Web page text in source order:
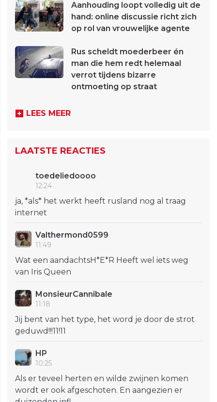
Aanhouding loopt volledig uit de
hand: online discussie richt zich
op rol van vrouwelijke agente
Rus scheldt moederbeer én
man die hem redt helemaal
verrot tijdens bizarre
ontmoeting op straat
LEES MEER
LAATSTE REACTIES
toedeliedoooo
12:24
ja, *als* het werkt heeft rusland nog al traag
internet
Valthermond0599
11:49
Wat een aandachtsH*E*R Heeft wel iets weg
van Iris Queen
MonsieurCannibale
11:18
Jij bent van het type, het word je door de strot
geduwd!!!11!11
HP
10:25
Als er teveel herten en wilde zwijnen komen
wordt er ook afgeschoten. En aangezien er